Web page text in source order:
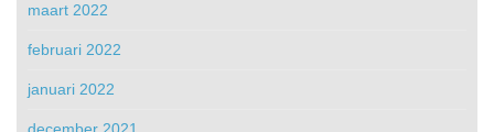
maart 2022
februari 2022
januari 2022